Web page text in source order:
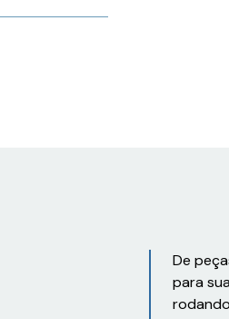
De
para